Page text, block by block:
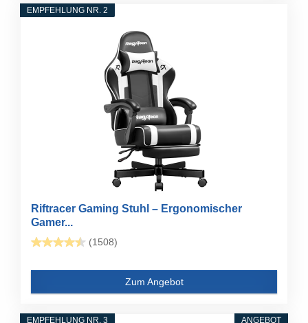
EMPFEHLUNG NR. 2
Riftracer Gaming Stuhl – Ergonomischer
Gamer...
(1508)
Zum Angebot
ANGEBOT
EMPFEHLUNG NR. 3